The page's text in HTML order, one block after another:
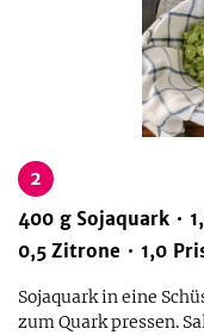
2
400 g Sojaquark
0,5 Zitrone 1,0
Sojaquark in eine
zum Quark pressen.